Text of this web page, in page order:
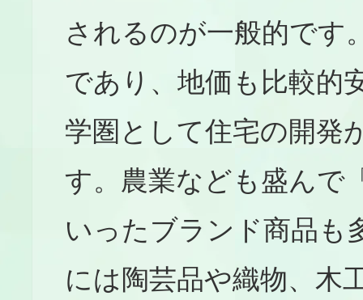
されるのが一般的です
であり、地価も比較的
学圏として住宅の開発
す。農業なども盛んで
いったブランド商品も
には陶芸品や織物、木